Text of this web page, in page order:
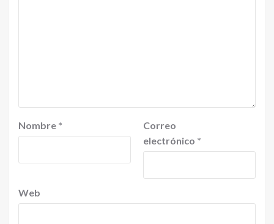
Nombre *
Correo
electrónico *
Web